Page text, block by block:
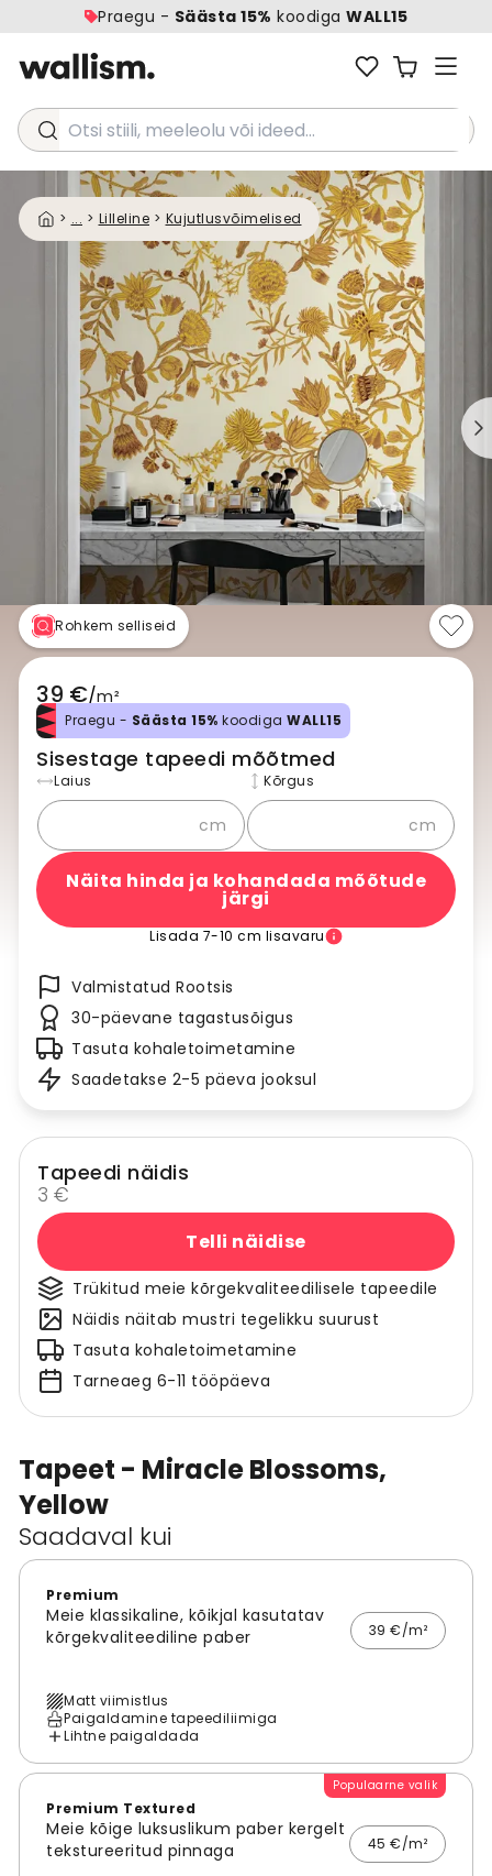
Praegu - Säästa 15% koodiga WALL15
Otsi stiili, meeleolu või ideed...
> ... > Lilleline > Kujutlusvõimelised
Tapeet - Miracle Blossoms,
Yellow
Saadaval kui
Premium
Meie klassikaline, kõikjal kasutatav
kõrgekvaliteediline paber
39 €/m²
Matt viimistlus
Paigaldamine tapeediliimiga
Lihtne paigaldada
Populaarne valik
Premium Textured
Meie kõige luksuslikum paber kergelt
tekstureeritud pinnaga
45 €/m²
Rohkem selliseid
39 €/m²
Praegu - Säästa 15% koodiga WALL15
Sisestage tapeedi mõõtmed
Laius
cm
Kõrgus
cm
Näita hinda ja kohandada mõõtude
järgi
Lisada 7-10 cm lisavaru
Valmistatud Rootsis
30-päevane tagastusõigus
Tasuta kohaletoimetamine
Saadetakse 2-5 päeva jooksul
Tapeedi näidis
3 €
Telli näidise
Trükitud meie kõrgekvaliteedilisele tapeedile
Näidis näitab mustri tegelikku suurust
Tasuta kohaletoimetamine
Tarneaeg 6-11 tööpäeva